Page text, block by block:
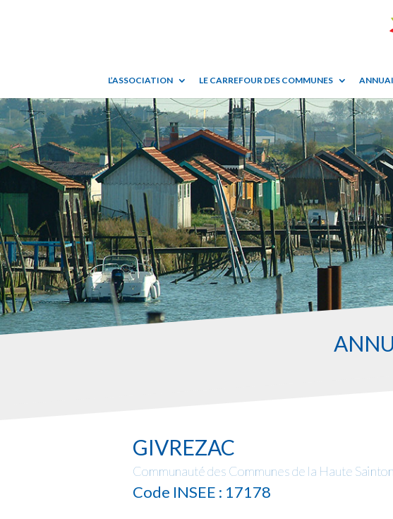
L’ASSOCIATION LE CARREFOUR DES COMMUNES
GIVREZAC
Communauté des Communes de la Haute
Code INSEE : 17178